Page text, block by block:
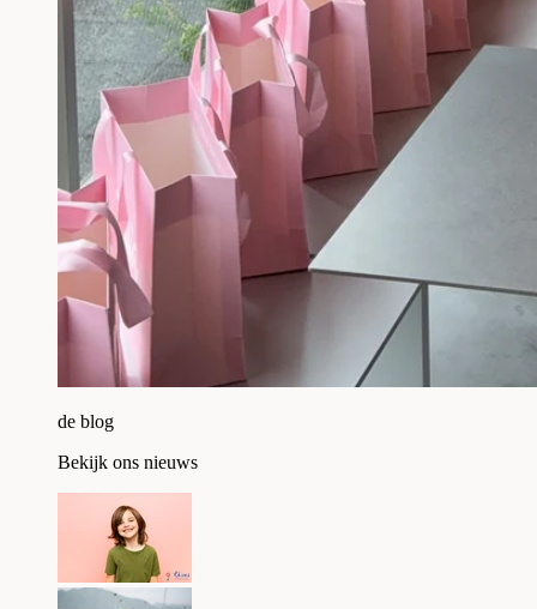
de blog
Bekijk ons nieuws